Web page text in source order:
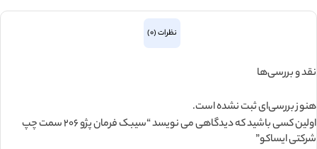
نظرات (0)
نقد و بررسی‌ها
هنوز بررسی‌ای ثبت نشده است.
اولین کسی باشید که دیدگاهی می نویسد “سيبک فرمان پژو 206 سمت چپ
شرکتی ایساکو”